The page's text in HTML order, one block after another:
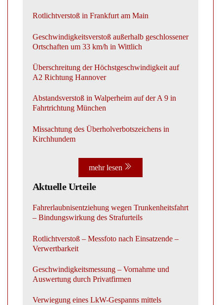
Rotlichtverstoß in Frankfurt am Main
Geschwindigkeitsverstoß außerhalb geschlossener
Ortschaften um 33 km/h in Wittlich
Überschreitung der Höchstgeschwindigkeit auf
A2 Richtung Hannover
Abstandsverstoß in Walperheim auf der A 9 in
Fahrtrichtung München
Missachtung des Überholverbotszeichens in
Kirchhundem
mehr lesen
Aktuelle Urteile
Fahrerlaubnisentziehung wegen Trunkenheitsfahrt
– Bindungswirkung des Strafurteils
Rotlichtverstoß – Messfoto nach Einsatzende –
Verwertbarkeit
Geschwindigkeitsmessung – Vornahme und
Auswertung durch Privatfirmen
Verwiegung eines LkW-Gespanns mittels